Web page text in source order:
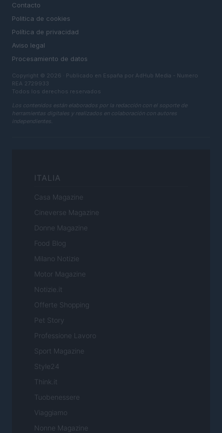
Contacto
Politica de cookies
Política de privacidad
Aviso legal
Procesamiento de datos
Copyright © 2026 · Publicado en España por AdHub Media - Numero
REA 2729933
Todos los derechos reservados
Los contenidos están elaborados por la redacción con el soporte de
herramientas digitales y realizados en colaboración con autores
independientes.
ITALIA
Casa Magazine
Cineverse Magazine
Donne Magazine
Food Blog
Milano Notizie
Motor Magazine
Notizie.it
Offerte Shopping
Pet Story
Professione Lavoro
Sport Magazine
Style24
Think.it
Tuobenessere
Viaggiamo
Nonne Magazine